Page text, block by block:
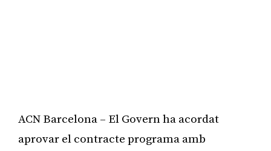
ACN Barcelona – El Govern ha acordat
aprovar el contracte programa amb